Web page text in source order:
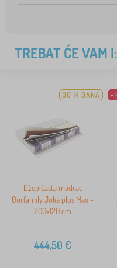
TREBAT ĆE VAM I:
DO 14 DANA
Džepičasta madrac
Ourfamily Julia plus Max -
200x120 cm
444,50 €
-